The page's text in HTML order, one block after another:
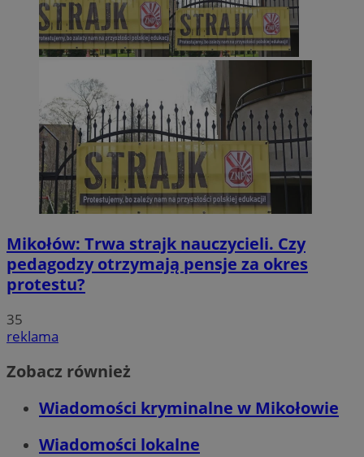
Mikołów: Trwa strajk nauczycieli. Czy
pedagodzy otrzymają pensje za okres
protestu?
35
reklama
Zobacz również
Wiadomości kryminalne w Mikołowie
Wiadomości lokalne